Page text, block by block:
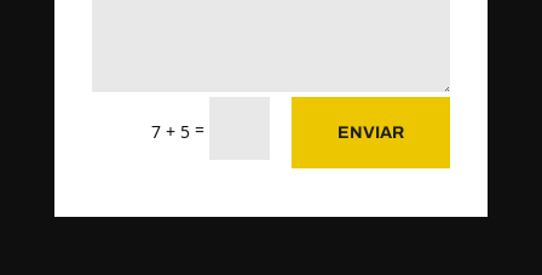
7 + 5 = ENVIAR